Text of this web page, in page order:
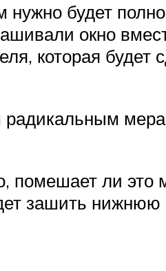
нужно будет
окно
которая
радикальным
помешает ли
зашить